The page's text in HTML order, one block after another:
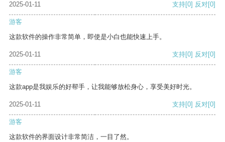
2025-01-11 支持[0] 反对[0]
游客
这款软件的操作非常简单，即使是小白也能快速上手。
2025-01-11 支持[0] 反对[0]
游客
这款app是我娱乐的好帮手，让我能够放松身心，享受美好时光。
2025-01-11 支持[0] 反对[0]
游客
这款软件的界面设计非常简洁，一目了然。